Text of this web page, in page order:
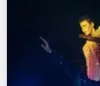
Экскурсии